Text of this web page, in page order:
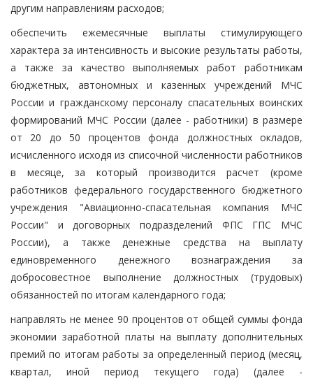
другим направлениям расходов;
обеспечить ежемесячные выплаты стимулирующего
характера за интенсивность и высокие результаты работы,
а также за качество выполняемых работ работникам
бюджетных, автономных и казенных учреждений МЧС
России и гражданскому персоналу спасательных воинских
формирований МЧС России (далее - работники) в размере
от 20 до 50 процентов фонда должностных окладов,
исчисленного исходя из списочной численности работников
в месяце, за который производится расчет (кроме
работников федерального государственного бюджетного
учреждения "Авиационно-спасательная компания МЧС
России" и договорных подразделений ФПС ГПС МЧС
России), а также денежные средства на выплату
единовременного денежного вознаграждения за
добросовестное выполнение должностных (трудовых)
обязанностей по итогам календарного года;
направлять не менее 90 процентов от общей суммы фонда
экономии заработной платы на выплату дополнительных
премий по итогам работы за определенный период (месяц,
квартал, иной период текущего года) (далее -